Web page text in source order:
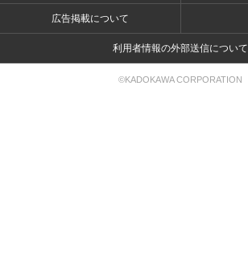
広告掲載について
利用者情報の外部送信について
©KADOKAWA CORPORATION